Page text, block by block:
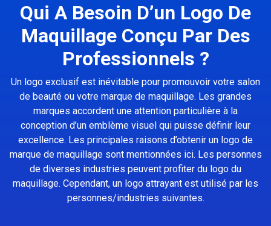
Qui A Besoin D’un Logo De
Maquillage Conçu Par Des
Professionnels ?
Un logo exclusif est inévitable pour promouvoir votre salon
de beauté ou votre marque de maquillage. Les grandes
marques accordent une attention particulière à la
conception d’un emblème visuel qui puisse définir leur
excellence. Les principales raisons d’obtenir un logo de
marque de maquillage sont mentionnées ici. Les personnes
de diverses industries peuvent profiter du logo du
maquillage. Cependant, un logo attrayant est utilisé par les
personnes/industries suivantes.